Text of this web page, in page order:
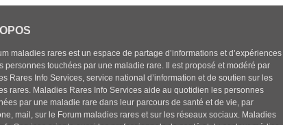
maladies rares est un espace de partage d’informations et d’expériences
personnes touchées par une maladie rare. Il est proposé et modéré par
Rares Info Services, service national d’information et de soutien sur les
rares. Maladies Rares Info Services aide au quotidien les personnes
par une maladie rare dans leur parcours de santé et de vie, par
mail, sur le Forum maladies rares et sur les réseaux sociaux. Maladies